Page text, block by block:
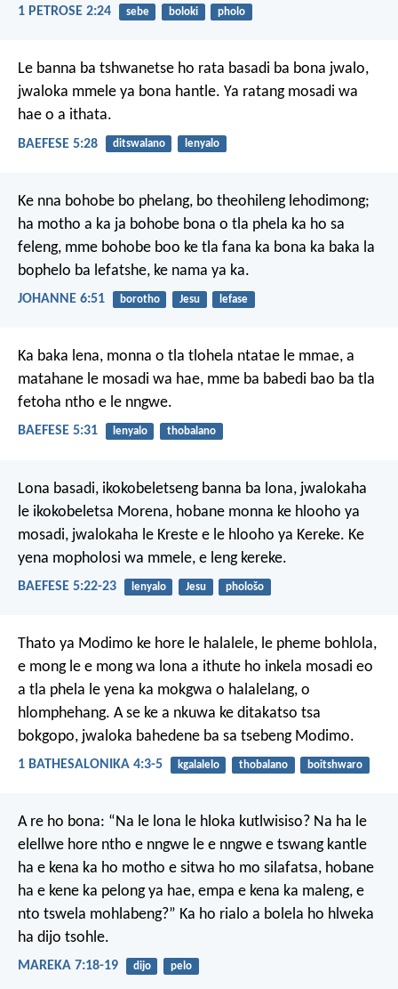
1 PETROSE 2:24 sebe boloki pholo
Le banna ba tshwanetse ho rata basadi ba bona jwalo,
jwaloka mmele ya bona hantle. Ya ratang mosadi wa
hae o a ithata.
BAEFESE 5:28 ditswalano lenyalo
Ke nna bohobe bo phelang, bo theohileng lehodimong;
ha motho a ka ja bohobe bona o tla phela ka ho sa
feleng, mme bohobe boo ke tla fana ka bona ka baka la
bophelo ba lefatshe, ke nama ya ka.
JOHANNE 6:51 borotho Jesu lefase
Ka baka lena, monna o tla tlohela ntatae le mmae, a
matahane le mosadi wa hae, mme ba babedi bao ba tla
fetoha ntho e le nngwe.
BAEFESE 5:31 lenyalo thobalano
Lona basadi, ikokobeletseng banna ba lona, jwalokaha
le ikokobeletsa Morena, hobane monna ke hlooho ya
mosadi, jwalokaha le Kreste e le hlooho ya Kereke. Ke
yena mopholosi wa mmele, e leng kereke.
BAEFESE 5:22-23 lenyalo Jesu phološo
Thato ya Modimo ke hore le halalele, le pheme bohlola,
e mong le e mong wa lona a ithute ho inkela mosadi eo
a tla phela le yena ka mokgwa o halalelang, o
hlomphehang. A se ke a nkuwa ke ditakatso tsa
bokgopo, jwaloka bahedene ba sa tsebeng Modimo.
1 BATHESALONIKA 4:3-5 kgalalelo thobalano boitshwaro
A re ho bona: “Na le lona le hloka kutlwisiso? Na ha le
elellwe hore ntho e nngwe le e nngwe e tswang kantle
ha e kena ka ho motho e sitwa ho mo silafatsa, hobane
ha e kene ka pelong ya hae, empa e kena ka maleng, e
nto tswela mohlabeng?” Ka ho rialo a bolela ho hlweka
ha dijo tsohle.
MAREKA 7:18-19 dijo pelo